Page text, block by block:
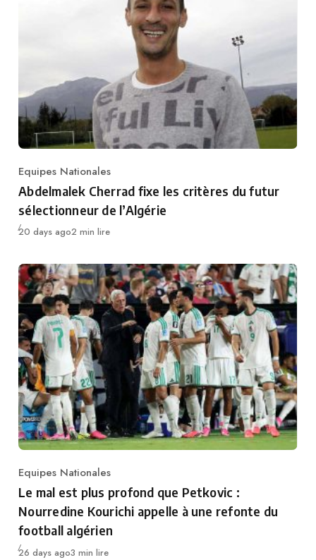
Category
Equipes Nationales
Abdelmalek Cherrad fixe les critères du futur
sélectionneur de l’Algérie
Publié
20 days ago2 min lire
Category
Equipes Nationales
Le mal est plus profond que Petkovic :
Nourredine Kourichi appelle à une refonte du
football algérien
Publié
26 days ago3 min lire